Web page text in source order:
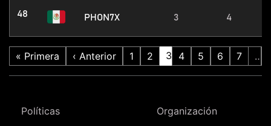
48 PHON7X 3 4
« Primera ‹ Anterior 1 2 3 4 5 6 7 …
Políticas Organización